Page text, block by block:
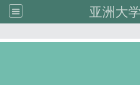
亚洲大